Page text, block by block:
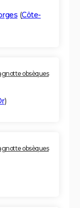
(Côte-
obsèques
)
obsèques